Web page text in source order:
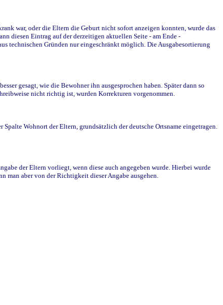
war, oder die Eltern die Geburt nicht sofort anzeigen konnten, wurde das
diesen Eintrag auf der derzeitigen aktuellen Seite - am Ende -
technischen Gründen nur eingeschränkt möglich. Die Ausgabesortierung
gesagt, wie die Bewohner ihn ausgesprochen haben. Später dann so
nicht richtig ist, wurden Korrekturen vorgenommen.
Wohnort der Eltern, grundsätzlich der deutsche Ortsname eingetragen.
der Eltern vorliegt, wenn diese auch angegeben wurde. Hierbei wurde
man aber von der Richtigkeit dieser Angabe ausgehen.